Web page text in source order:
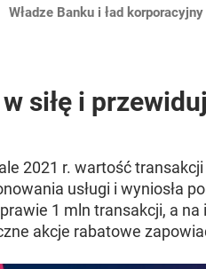
Władze Banku i ład korporacyjny
siłę i
2021 r. wartość
usługi i wyniosła
1 mln transakcji, a
akcje rabatowe